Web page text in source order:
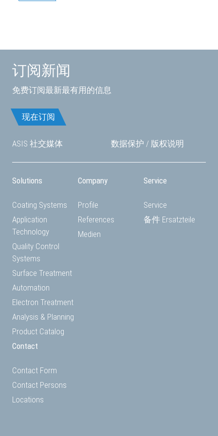
订阅新闻
免费订阅最新最有用的信息
现在订阅
ASIS 社交媒体 数据保护 / 版权说明
Solutions
Coating Systems
Application
Technology
Quality Control
Systems
Surface Treatment
Automation
Electron Treatment
Analysis & Planning
Product Catalog
Company
Profile
References
Medien
Service
Service
备件 Ersatzteile
Contact
Contact Form
Contact Persons
Locations